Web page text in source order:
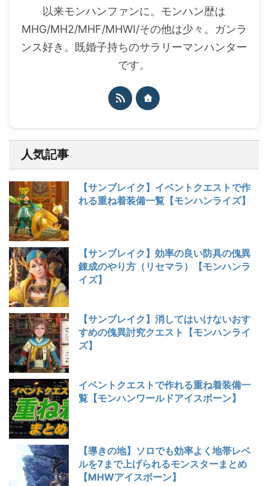
以来モンハンファンに。モンハン歴は
MHG/MH2/MHF/MHWI/その他は少々。ガンラ
ンス好き。既婚子持ちのサラリーマンハンター
です。
人気記事
【サンブレイク】イベントクエストで作
れる重ね着装備一覧【モンハンライズ】
【サンブレイク】効率の良い防具の傀異
錬成のやり方（リセマラ）【モンハンラ
イズ】
【サンブレイク】消してはいけないおす
すめの傀異討究クエスト【モンハンライ
ズ】
イベントクエストで作れる重ね着装備一
覧【モンハンワールドアイスボーン】
【導きの地】ソロでも効率よく地帯レベ
ルを7まで上げられるモンスターまとめ
【MHWアイスボーン】